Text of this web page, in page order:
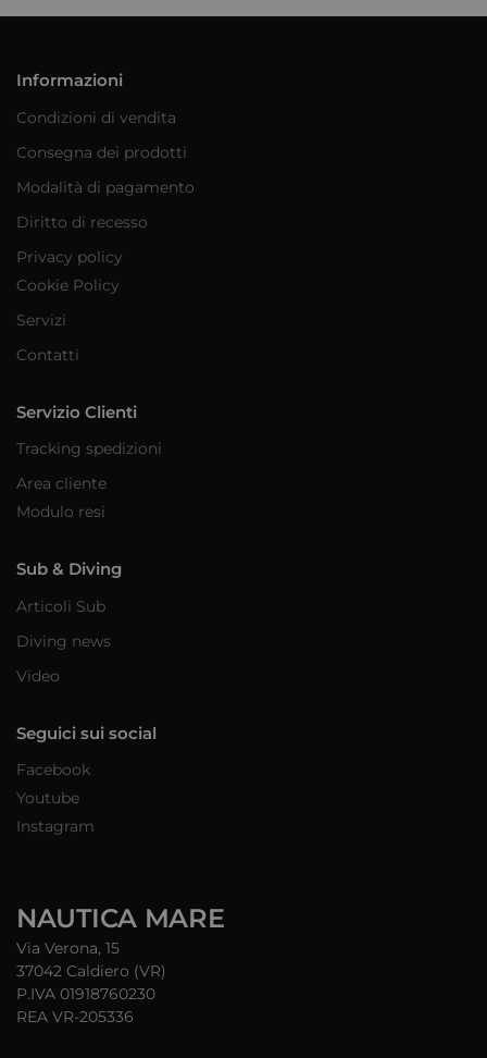
Informazioni
Condizioni di vendita
Consegna dei prodotti
Modalità di pagamento
Diritto di recesso
Privacy policy
Cookie Policy
Servizi
Contatti
Servizio Clienti
Tracking spedizioni
Area cliente
Modulo resi
Sub & Diving
Articoli Sub
Diving news
Video
Seguici sui social
Facebook
Youtube
Instagram
NAUTICA MARE
Via Verona, 15
37042 Caldiero (VR)
P.IVA 01918760230
REA VR-205336